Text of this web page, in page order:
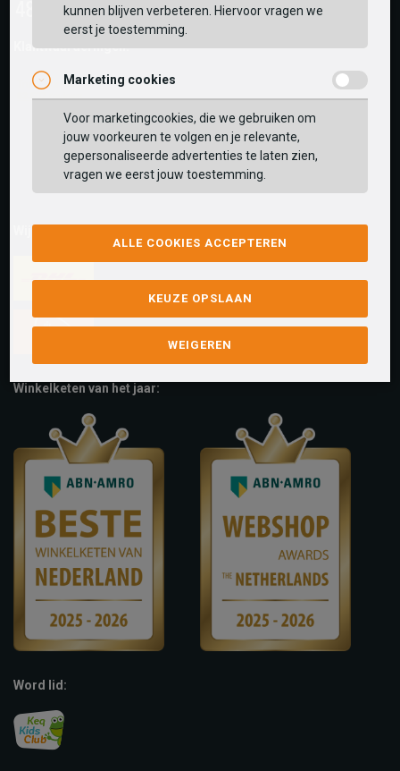
Klantwaarderingen:
Wij versturen met:
Winkelketen van het jaar:
Word lid:
kunnen blijven verbeteren. Hiervoor vragen we
eerst je toestemming.
Marketing cookies
Voor marketingcookies, die we gebruiken om
jouw voorkeuren te volgen en je relevante,
gepersonaliseerde advertenties te laten zien,
vragen we eerst jouw toestemming.
ALLE COOKIES ACCEPTEREN
KEUZE OPSLAAN
WEIGEREN